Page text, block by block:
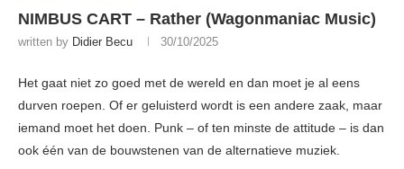
NIMBUS CART – Rather (Wagonmaniac Music)
written by Didier Becu 30/10/2025
Het gaat niet zo goed met de wereld en dan moet je al eens
durven roepen. Of er geluisterd wordt is een andere zaak, maar
iemand moet het doen. Punk – of ten minste de attitude – is dan
ook één van de bouwstenen van de alternatieve muziek.